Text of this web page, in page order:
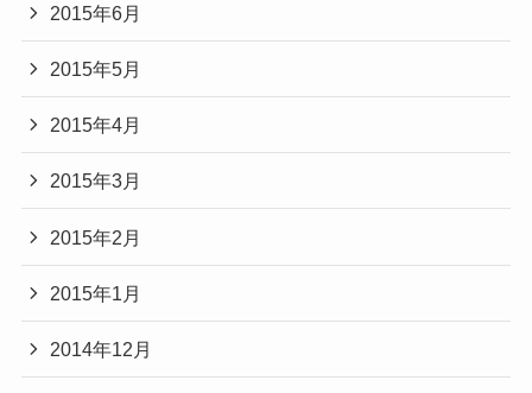
2015年6月
2015年5月
2015年4月
2015年3月
2015年2月
2015年1月
2014年12月